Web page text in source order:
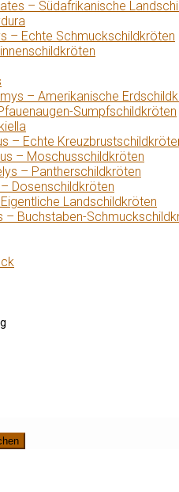
– Südafrikanische
– Echte Schmuckschildkröten
– Amerikanische
Sumpfschildkröten
– Echte
– Moschusschildkröten
– Pantherschildkröten
Dosenschildkröten
Landschildkröten
– Buchstaben-